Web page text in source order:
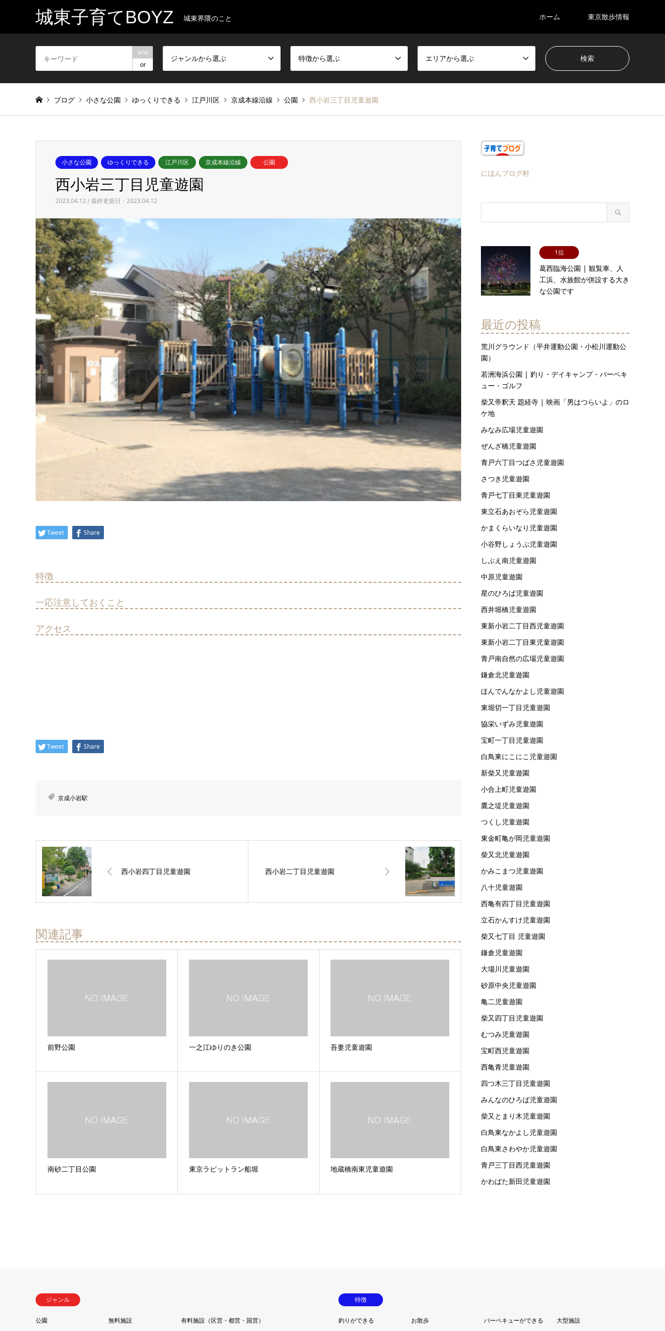
城東子育てBOYZ 城東界隈のこと ホーム 東京散歩情報
and
or
ジャンルから選ぶ 特徴から選ぶ エリアから選ぶ
ブログ 小さな公園 ゆっくりできる 江戸川区 京成本線沿線 公園 西小岩三丁目児童遊園
小さな公園 ゆっくりできる 江戸川区 京成本線沿線 公園
西小岩三丁目児童遊園
2023.04.12 / 最終更新日：2023.04.12
Tweet Share
特徴
一応注意しておくこと
アクセス
Tweet Share
京成小岩駅
西小岩四丁目児童遊園 西小岩二丁目児童遊園
関連記事
前野公園 一之江ゆりのき公園 吾妻児童遊園
南砂二丁目公園 東京ラビットラン船堀 地蔵橋南東児童遊園
にほんブログ村
1位
葛西臨海公園 | 観覧車、人
工浜、水族館が併設する大き
な公園です
最近の投稿
荒川グラウンド（平井運動公園・小松川運動公
園）
若洲海浜公園 | 釣り・デイキャンプ・バーベキ
ュー・ゴルフ
柴又帝釈天 題経寺 | 映画「男はつらいよ」のロ
ケ地
みなみ広場児童遊園
ぜんざ橋児童遊園
青戸六丁目つばさ児童遊園
さつき児童遊園
青戸七丁目東児童遊園
東立石あおぞら児童遊園
かまくらいなり児童遊園
小谷野しょうぶ児童遊園
しぶえ南児童遊園
中原児童遊園
星のひろば児童遊園
西井堀橋児童遊園
東新小岩二丁目西児童遊園
東新小岩二丁目東児童遊園
青戸南自然の広場児童遊園
鎌倉北児童遊園
ほんでんなかよし児童遊園
東堀切一丁目児童遊園
協栄いずみ児童遊園
宝町一丁目児童遊園
白鳥東にこにこ児童遊園
新柴又児童遊園
小合上町児童遊園
鷹之堤児童遊園
つくし児童遊園
東金町亀が岡児童遊園
柴又北児童遊園
かみこまつ児童遊園
八十児童遊園
西亀有四丁目児童遊園
立石かんすけ児童遊園
柴又七丁目 児童遊園
鎌倉児童遊園
大場川児童遊園
砂原中央児童遊園
亀二児童遊園
柴又四丁目児童遊園
むつみ児童遊園
宝町西児童遊園
西亀青児童遊園
四つ木三丁目児童遊園
みんなのひろば児童遊園
柴又とまり木児童遊園
白鳥東なかよし児童遊園
白鳥東さわやか児童遊園
青戸三丁目西児童遊園
かわばた新田児童遊園
ジャンル
公園 無料施設
有料施設（区営・都営・国営）
特徴
釣りができる お散歩 バーベキューができる
大型施設